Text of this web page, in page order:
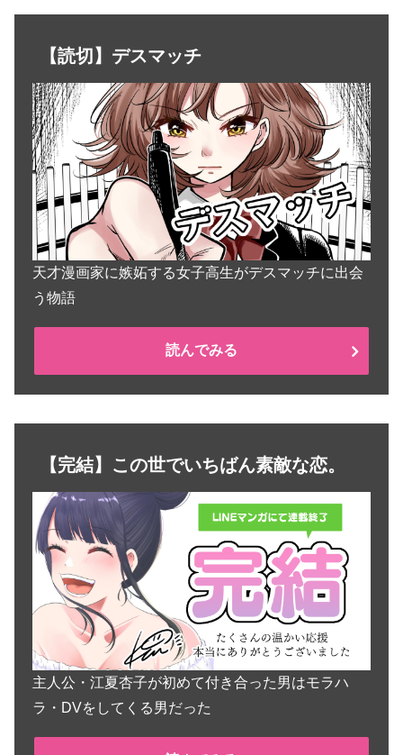
【読切】デスマッチ
天才漫画家に嫉妬する女子高生がデスマッチに出会
う物語
読んでみる
【完結】この世でいちばん素敵な恋。
主人公・江夏杏子が初めて付き合った男はモラハ
ラ・DVをしてくる男だった